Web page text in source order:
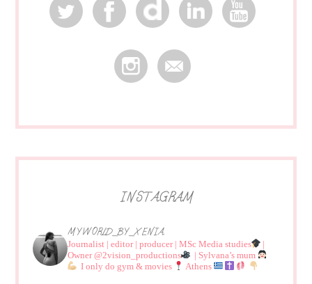
INSTAGRAM
MYWORLD_BY_XENIA
Journalist | editor | producer | MSc Media studies
|
Owner @2vision_productions
| Sylvana’s mum
I only do gym & movies
Athens